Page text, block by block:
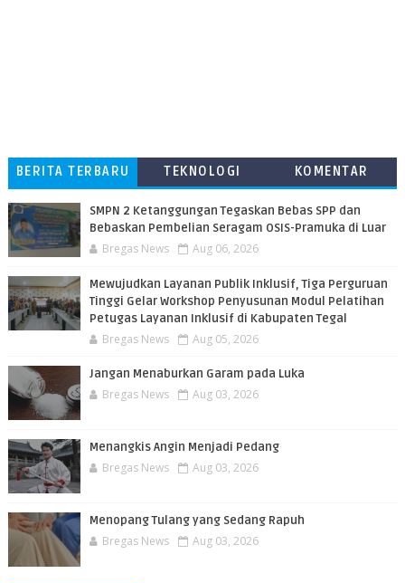
BERITA TERBARU TEKNOLOGI
KOMENTAR
SMPN 2 Ketanggungan Tegaskan Bebas SPP dan
Bebaskan Pembelian Seragam OSIS-Pramuka di Luar
Bregas News Aug 06, 2026
​Mewujudkan Layanan Publik Inklusif, Tiga Perguruan
Tinggi Gelar Workshop Penyusunan Modul Pelatihan
Petugas Layanan Inklusif di Kabupaten Tegal
Bregas News Aug 05, 2026
Jangan Menaburkan Garam pada Luka
Bregas News Aug 03, 2026
Menangkis Angin Menjadi Pedang
Bregas News Aug 03, 2026
Menopang Tulang yang Sedang Rapuh
Bregas News Aug 03, 2026